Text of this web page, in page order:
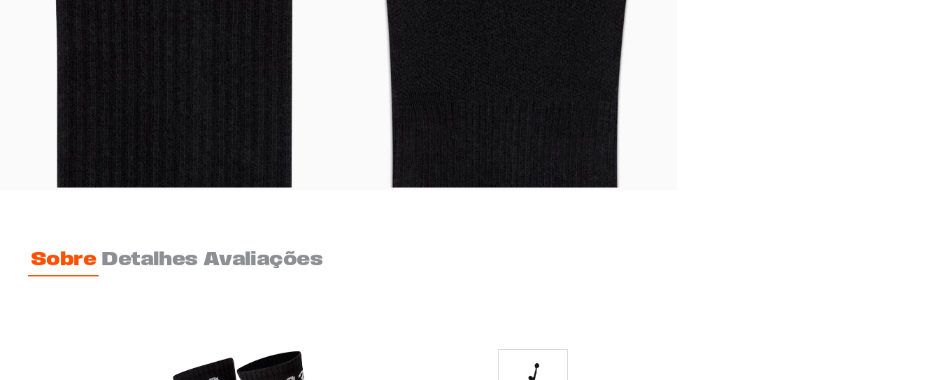
Para ter uma melhor experiência de compra, insira seu CEP
Sobre Detalhes Avaliações